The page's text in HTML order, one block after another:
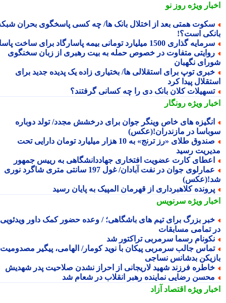
ویژهروز نو
همتی بعد از اختلال بانک ها/ چه کسی پاسخگوی بحران شبکه
است؟!
گذاری 1500 میلیارد تومانی بیمه پاسارگاد برای ساخت پاساژ
متفاوت در خصوص حمله به بیت رهبری از زبان سخنگوی
نگهبان
توپ برای استقلالی ها/ بختیاری زاده یک پدیده جدید برای
پیدا کرد
کلان بانک دی را چه کسانی گرفتند؟
ویژهرونگار
های خاص وینگر جوان برای درخشش مجدد/ تولد دوباره
در مازندران!(عکس)
صندوق طلای «رز ترنج» به 10 هزار میلیارد تومان دارایی تحت
رسید
کارت عضویت افتخاری جهاددانشگاهی به رییس جمهور
عمارلوی جوان در نفت آبادان/ غول 197 سانتی متری شاگرد نوری
کلاهبرداری از قهرمان المپیک به پایان رسید
ویژهسرنویس
بزرگ برای تیم های باشگاهی؛ / وعده حضور کمک داور ویدئویی
تمامی مسابقات
رسما سرمربی تراکتور شد
جالب سرمربی پیکان با نوید کومار/ الهامی، پیگیر مصدومیت
بدشانس نساجی
فرزند شهید لاریجانی از احراز نشدن صلاحیت پدر شهدیش
رضایی نماینده رهبر انقلاب در شعام شد
ویژهاقتصاد آزاد